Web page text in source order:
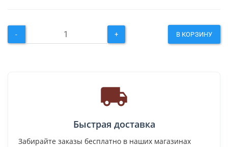
- + В КОРЗИНУ
Быстрая доставка
Забирайте заказы бесплатно в наших магазинах